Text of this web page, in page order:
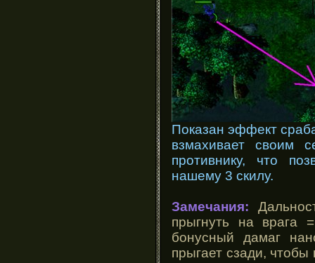
Показан эффект
взмахивает своим
противнику, что
нашему 3 скилу.
Замечания:
прыгнуть на врага
бонусный дамаг
прыгает сзади,